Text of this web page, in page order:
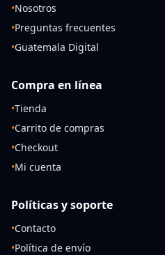
•Nosotros
•Preguntas frecuentes
•Guatemala Digital
Compra en línea
•Tienda
•Carrito de compras
•Checkout
•Mi cuenta
Políticas y soporte
•Contacto
•Política de envío